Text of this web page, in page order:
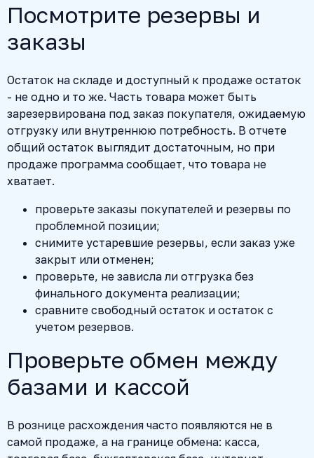
Посмотрите резервы и
заказы
Остаток на складе и доступный к продаже остаток
- не одно и то же. Часть товара может быть
зарезервирована под заказ покупателя, ожидаемую
отгрузку или внутреннюю потребность. В отчете
общий остаток выглядит достаточным, но при
продаже программа сообщает, что товара не
хватает.
проверьте заказы покупателей и резервы по
проблемной позиции;
снимите устаревшие резервы, если заказ уже
закрыт или отменен;
проверьте, не зависла ли отгрузка без
финального документа реализации;
сравните свободный остаток и остаток с
учетом резервов.
Проверьте обмен между
базами и кассой
В рознице расхождения часто появляются не в
самой продаже, а на границе обмена: касса,